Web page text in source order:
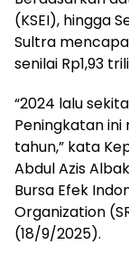
(KSEI), hingga
Sultra
senilai Rp1,93
“2024 lalu
Peningkatan
tahun,” kata
Abdul Azis
Bursa Efek
Organization
(18/9/2025).